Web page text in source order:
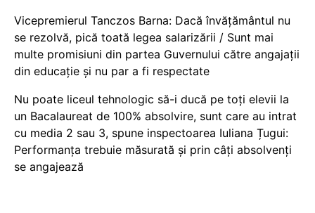
Vicepremierul Tanczos Barna: Dacă învățământul nu
se rezolvă, pică toată legea salarizării / Sunt mai
multe promisiuni din partea Guvernului către angajații
din educație și nu par a fi respectate
Nu poate liceul tehnologic să-i ducă pe toți elevii la
un Bacalaureat de 100% absolvire, sunt care au intrat
cu media 2 sau 3, spune inspectoarea Iuliana Țugui:
Performanța trebuie măsurată și prin câți absolvenți
se angajează